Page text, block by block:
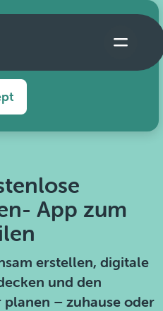
to ensure you get the
App zum
erstellen, digitale
und den
– zuhause oder